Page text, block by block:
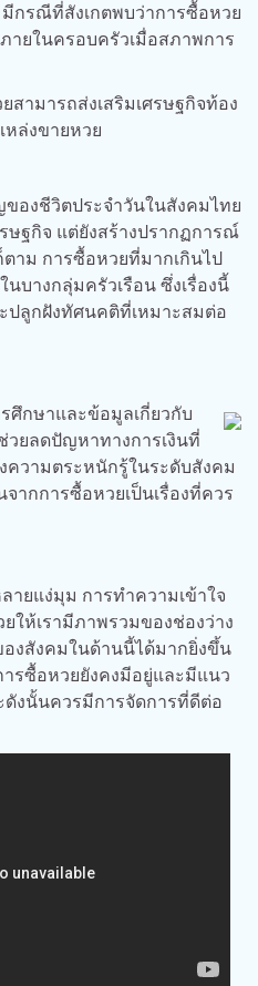
มีกรณีที่สังเกตพบว่าการซื้อหวย
ายในครอบครัวเมื่อสภาพการ
สามารถส่งเสริมเศรษฐกิจท้อง
หล่งขายหวย
องชีวิตประจำวันในสังคมไทย
ษฐกิจ แต่ยังสร้างปรากฏการณ์
าม การซื้อหวยที่มากเกินไป
บางกลุ่มครัวเรือน ซึ่งเรื่องนี้
ปลูกฝังทัศนคติที่เหมาะสมต่อ
ศึกษาและข้อมูลเกี่ยวกับ
วยลดปัญหาทางการเงินที่
ความตระหนักรู้ในระดับสังคม
ากการซื้อหวยเป็นเรื่องที่ควร
ายแง่มุม การทำความเข้าใจ
ให้เรามีภาพรวมของช่องว่าง
งสังคมในด้านนี้ได้มากยิ่งขึ้น
รซื้อหวยยังคงมีอยู่และมีแนว
งนั้นควรมีการจัดการที่ดีต่อ